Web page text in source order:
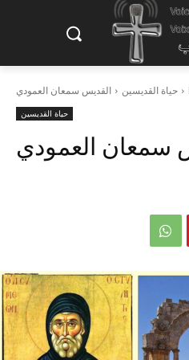
حياة القديسين القديس سمعان العمودي
حياة القديسين
سمعان العمودي